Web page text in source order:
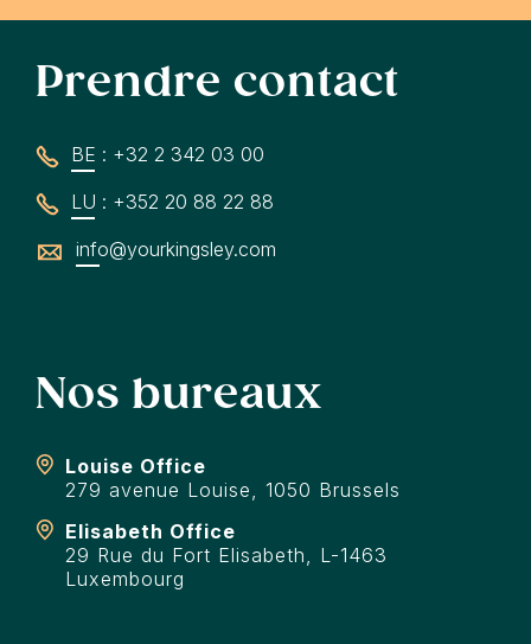
Prendre contact
BE : +32 2 342 03 00
LU : +352 20 88 22 88
info@yourkingsley.com
Nos bureaux
Louise Office
279 avenue Louise, 1050 Brussels
Elisabeth Office
29 Rue du Fort Elisabeth, L-1463
Luxembourg